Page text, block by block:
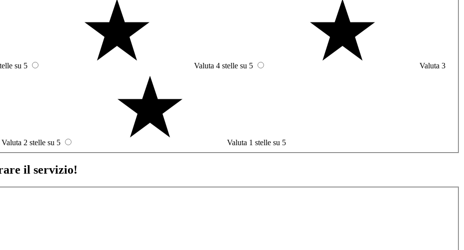
su 5 Valuta 4 stelle su 5 Valuta 3
Valuta 2 stelle su 5 Valuta 1 stelle su 5
il servizio!